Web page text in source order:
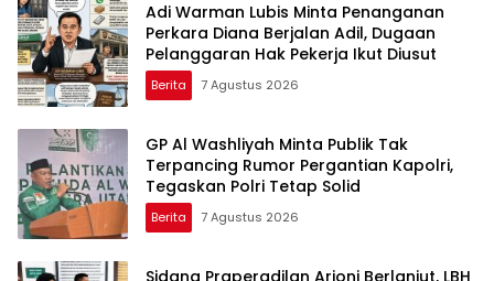
Adi Warman Lubis Minta Penanganan
Perkara Diana Berjalan Adil, Dugaan
Pelanggaran Hak Pekerja Ikut Diusut
Berita 7 Agustus 2026
GP Al Washliyah Minta Publik Tak
Terpancing Rumor Pergantian Kapolri,
Tegaskan Polri Tetap Solid
Berita 7 Agustus 2026